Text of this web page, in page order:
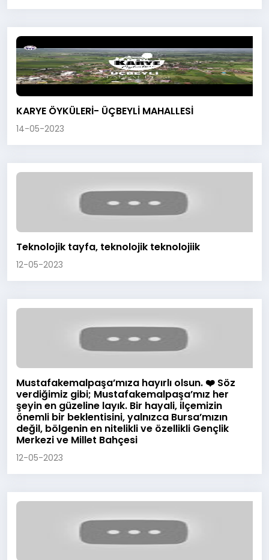
KARYE ÖYKÜLERİ- ÜÇBEYLİ MAHALLESİ
14-05-2023
Teknolojik tayfa, teknolojik teknolojiik
12-05-2023
Mustafakemalpaşa’mıza hayırlı olsun. ❤️ Söz
verdiğimiz gibi; Mustafakemalpaşa’mız her
şeyin en güzeline layık. Bir hayali, ilçemizin
önemli bir beklentisini, yalnızca Bursa’mızın
değil, bölgenin en nitelikli ve özellikli Gençlik
Merkezi ve Millet Bahçesi
12-05-2023